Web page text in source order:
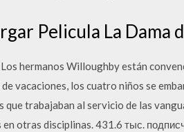
Pelicula La Dama
hermanos Willoughby están
vacaciones, los cuatro niños se
que trabajaban al servicio de las
otras disciplinas. 431.6 тыс.